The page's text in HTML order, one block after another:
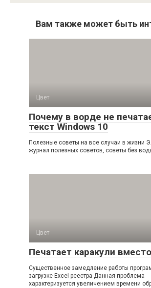
Вам также может быть
Цвет
Почему в ворде не
текст Windows 10
Полезные советы на все случаи в жизни
журнал полезных советов, советы без
Цвет
Печатает каракули
Существенное замедление работы
загрузке Excel реестра Данная проблема
характеризуется увеличением времени